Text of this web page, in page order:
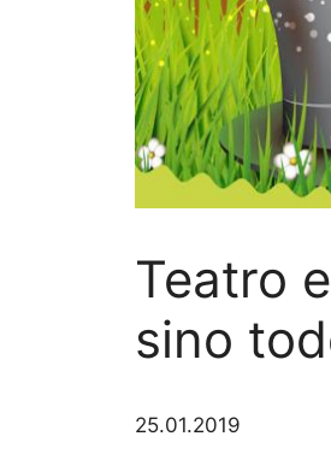
Teatro
sino
25.01.2019